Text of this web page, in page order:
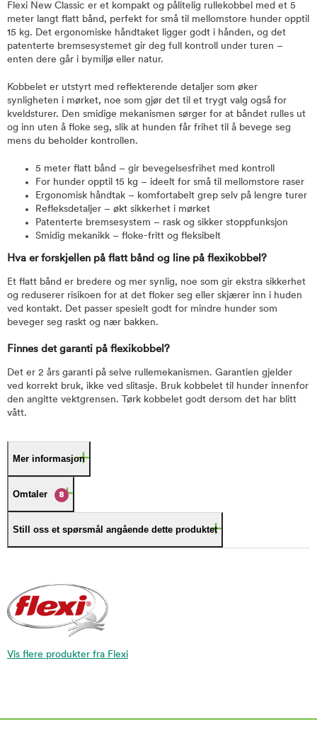
Flexi New Classic er et kompakt og pålitelig rullekobbel med et 5
meter langt flatt bånd, perfekt for små til mellomstore hunder opptil
15 kg. Det ergonomiske håndtaket ligger godt i hånden, og det
patenterte bremsesystemet gir deg full kontroll under turen –
enten dere går i bymiljø eller natur.
Kobbelet er utstyrt med reflekterende detaljer som øker
synligheten i mørket, noe som gjør det til et trygt valg også for
kveldsturer. Den smidige mekanismen sørger for at båndet rulles ut
og inn uten å floke seg, slik at hunden får frihet til å bevege seg
mens du beholder kontrollen.
5 meter flatt bånd – gir bevegelsesfrihet med kontroll
For hunder opptil 15 kg – ideelt for små til mellomstore raser
Ergonomisk håndtak – komfortabelt grep selv på lengre turer
Refleksdetaljer – økt sikkerhet i mørket
Patenterte bremsesystem – rask og sikker stoppfunksjon
Smidig mekanikk – floke-fritt og fleksibelt
Hva er forskjellen på flatt bånd og line på flexikobbel?
Et flatt bånd er bredere og mer synlig, noe som gir ekstra sikkerhet
og reduserer risikoen for at det floker seg eller skjærer inn i huden
ved kontakt. Det passer spesielt godt for mindre hunder som
beveger seg raskt og nær bakken.
Finnes det garanti på flexikobbel?
Det er 2 års garanti på selve rullemekanismen. Garantien gjelder
ved korrekt bruk, ikke ved slitasje. Bruk kobbelet til hunder innenfor
den angitte vektgrensen. Tørk kobbelet godt dersom det har blitt
vått.
Mer informasjon
Omtaler 8
Still oss et spørsmål angående dette produktet
Vis flere produkter fra Flexi